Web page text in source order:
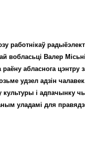
работнікаў
вобласьці Валер
абласнога цэнтру
удзел адзін
і адпачынку
уладамі для